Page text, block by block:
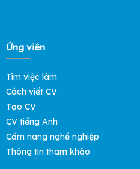
Ứng viên
Tìm việc làm
Cách viết CV
Tạo CV
CV tiếng Anh
Cẩm nang nghề nghiệp
Thông tin tham khảo